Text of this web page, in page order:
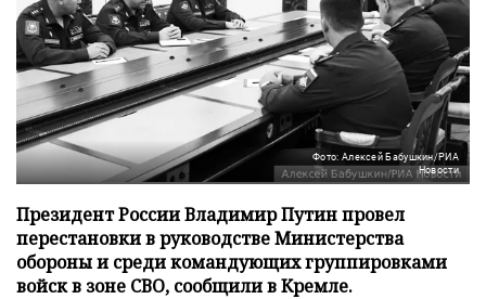
Фото: Алексей Бабушкин/РИА
Новости
Президент России Владимир Путин провел
перестановки в руководстве Министерства
обороны и среди командующих группировками
войск в зоне СВО, сообщили в Кремле.